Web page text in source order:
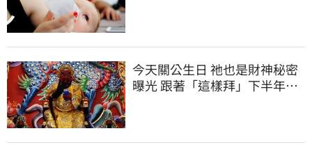
今天關公生日 祂也是財神秘密
曝光 跟著「這樣拜」下半年大